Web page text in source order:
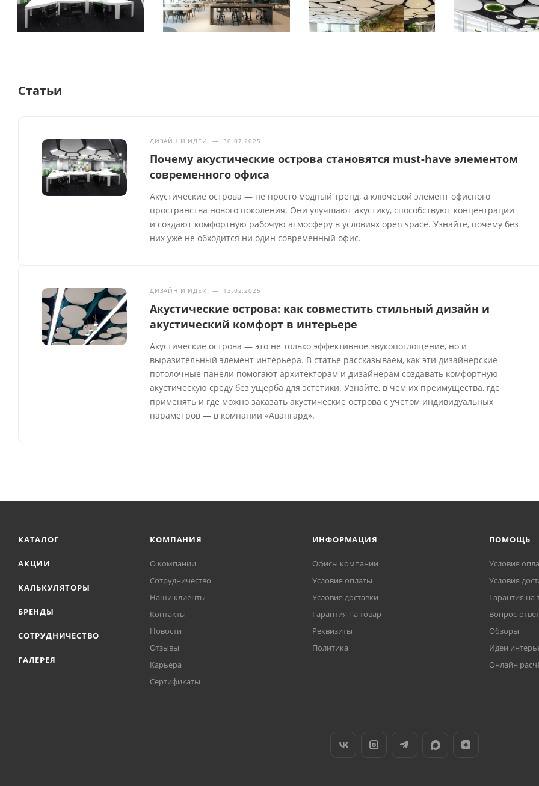
Статьи
ДИЗАЙН И ИДЕИ — 30.07.2025
Почему акустические острова становятся must-have элементом
современного офиса
Акустические острова — не просто модный тренд, а ключевой элемент офисного
пространства нового поколения. Они улучшают акустику, способствуют концентрации
и создают комфортную рабочую атмосферу в условиях open space. Узнайте, почему без
них уже не обходится ни один современный офис.
ДИЗАЙН И ИДЕИ — 13.02.2025
Акустические острова: как совместить стильный дизайн и
акустический комфорт в интерьере
Акустические острова — это не только эффективное звукопоглощение, но и
выразительный элемент интерьера. В статье рассказываем, как эти дизайнерские
потолочные панели помогают архитекторам и дизайнерам создавать комфортную
акустическую среду без ущерба для эстетики. Узнайте, в чём их преимущества, где
применять и где можно заказать акустические острова с учётом индивидуальных
параметров — в компании «Авангард».
КАТАЛОГ
АКЦИИ
КАЛЬКУЛЯТОРЫ
БРЕНДЫ
СОТРУДНИЧЕСТВО
ГАЛЕРЕЯ
КОМПАНИЯ
О компании
Сотрудничество
Наши клиенты
Контакты
Новости
Отзывы
Карьера
Сертификаты
ИНФОРМАЦИЯ
Офисы компании
Условия оплаты
Условия доставки
Гарантия на товар
Реквизиты
Политика
ПОМОЩЬ
Условия
Условия
Гарантия на
Вопрос-ответ
Обзоры
Идеи
Онлайн